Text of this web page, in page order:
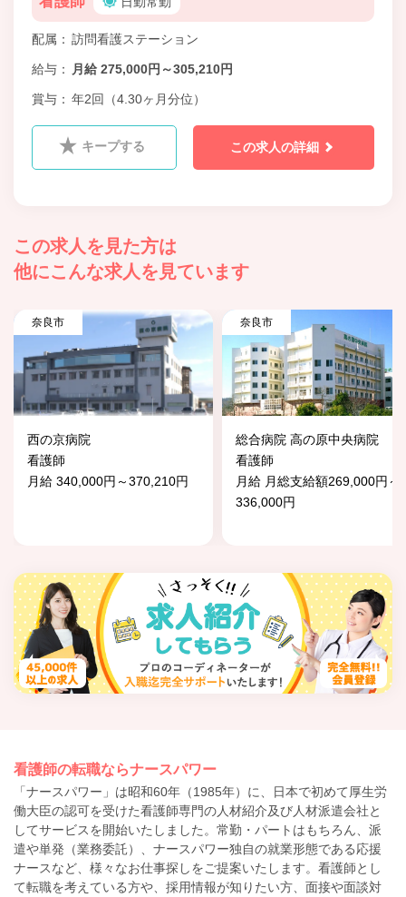
配属 訪問看護ステーション
給与 月給 275,000円～305,210円
賞与 年2回（4.30ヶ月分位）
キープする この求人の詳細
この求人を見た方は
他にこんな求人を見ています
奈良市
西の京病院
看護師
月給 340,000円～370,210円
奈良市
総合病院 高の原中央病院
看護師
月給 月総支給額269,000円～
336,000円
看護師の転職ならナースパワー
「ナースパワー」は昭和60年（1985年）に、日本で初めて厚生労
働大臣の認可を受けた看護師専門の人材紹介及び人材派遣会社と
してサービスを開始いたしました。常勤・パートはもちろん、派
遣や単発（業務委託）、ナースパワー独自の就業形態である応援
ナースなど、様々なお仕事探しをご提案いたします。看護師とし
て転職を考えている方や、採用情報が知りたい方、面接や面談対